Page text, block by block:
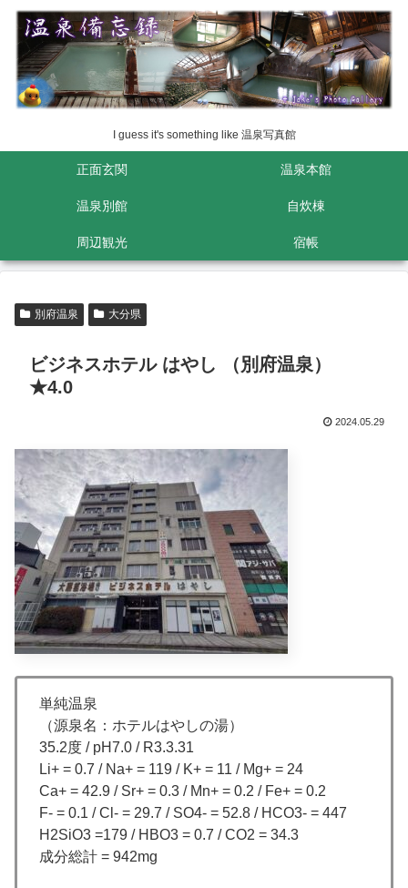
I guess it's something like 温泉写真館
正面玄関 温泉本館
温泉別館 自炊棟
周辺観光 宿帳
別府温泉 大分県
ビジネスホテル はやし （別府温泉）
★4.0
2024.05.29
単純温泉
（源泉名：ホテルはやしの湯）
35.2度 / pH7.0 / R3.3.31
Li+ = 0.7 / Na+ = 119 / K+ = 11 / Mg+ = 24
Ca+ = 42.9 / Sr+ = 0.3 / Mn+ = 0.2 / Fe+ = 0.2
F- = 0.1 / Cl- = 29.7 / SO4- = 52.8 / HCO3- = 447
H2SiO3 =179 / HBO3 = 0.7 / CO2 = 34.3
成分総計 = 942mg